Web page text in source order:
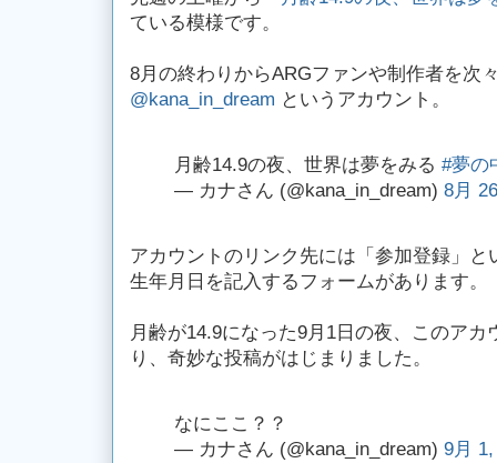
ている模様です。
8月の終わりからARGファンや制作者を次
@kana_in_dream というアカウント。
月齢14.9の夜、世界は夢をみる #夢の
— カナさん (@kana_in_dream) 8月
アカウントのリンク先には「参加登録」
生年月日を記入するフォームがあります。
月齢が14.9になった9月1日の夜、このア
り、奇妙な投稿がはじまりました。
なにここ？？
— カナさん (@kana_in_dream) 9月